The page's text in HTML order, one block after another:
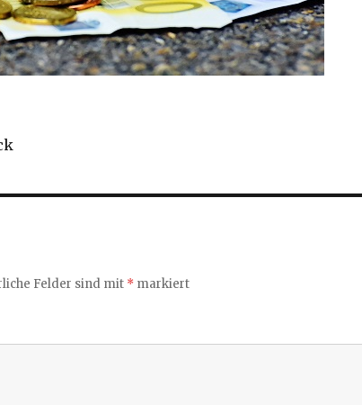
Felder sind mit * markiert